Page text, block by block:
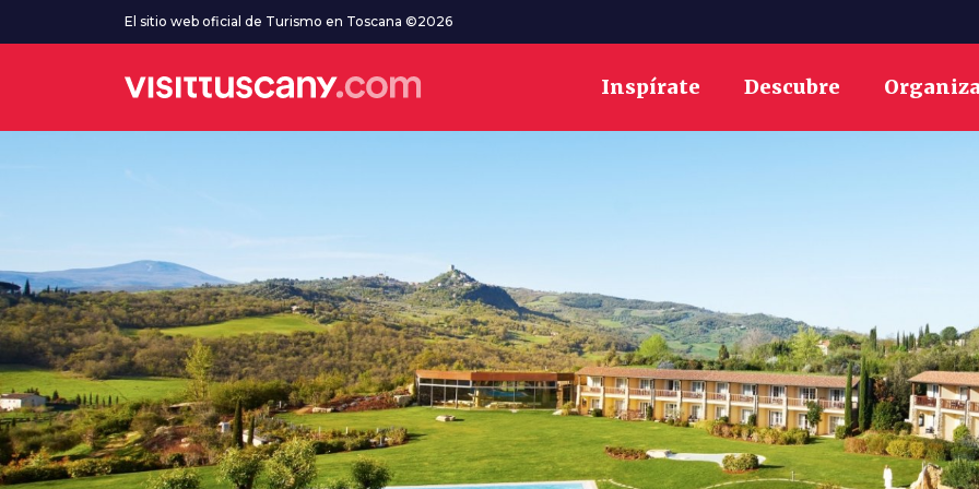
Ve al contenido principalEl sitio web oficial de Turismo en Toscana ©2026
Inspírate Descubre Organiza